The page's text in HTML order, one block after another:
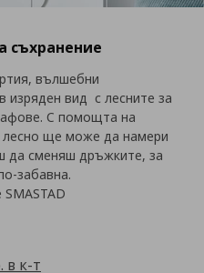
съхранение
вълшебни
изряден вид с лесните за
С помощта на
лесно ще може да намери
сменяш дръжките, за
забавна.
в к-т